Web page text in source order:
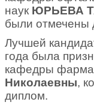
наук ЮРЬЕВА
были отмечены
Лучшей
года была
кафедры
Николаевны,
диплом.